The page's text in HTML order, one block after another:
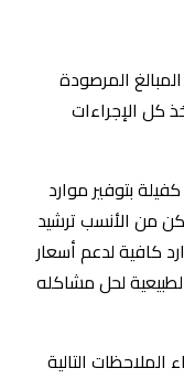
المرصودة
كل الإجراءات
بتوفير موارد
من الأنسب ترشيد
كافية لدعم أسعار
لحل مشاكله
التالية